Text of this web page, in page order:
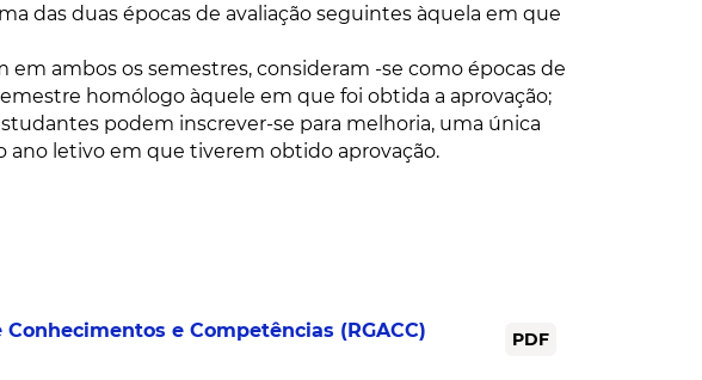
das duas épocas de avaliação seguintes àquela em que
ambos os semestres, consideram -se como épocas de
homólogo àquele em que foi obtida a aprovação;
podem inscrever-se para melhoria, uma única
ano letivo em que tiverem obtido aprovação.
e Competências (RGACC)
PDF